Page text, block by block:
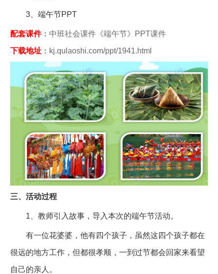
3、端午节PPT
配套课件： 中班社会课件《端午节》PPT课件
下载地址： kj.qulaoshi.com/ppt/1941.html
三、活动过程
1、教师引入故事，导入本次的端午节活动。
有一位花婆婆，他有四个孩子，虽然这四个孩子都在
很远的地方工作，但都很孝顺，一到过节都会回家来看望
自己的亲人。